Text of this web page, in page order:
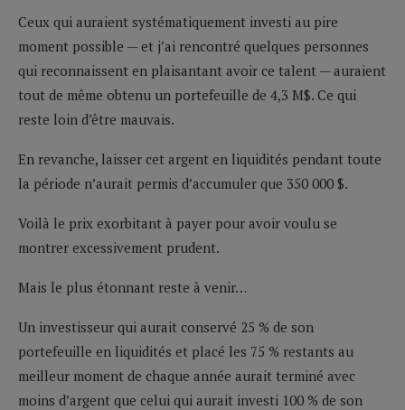
Ceux qui auraient systématiquement investi au pire
moment possible — et j’ai rencontré quelques personnes
qui reconnaissent en plaisantant avoir ce talent — auraient
tout de même obtenu un portefeuille de 4,3 M$. Ce qui
reste loin d’être mauvais.
En revanche, laisser cet argent en liquidités pendant toute
la période n’aurait permis d’accumuler que 350 000 $.
Voilà le prix exorbitant à payer pour avoir voulu se
montrer excessivement prudent.
Mais le plus étonnant reste à venir…
Un investisseur qui aurait conservé 25 % de son
portefeuille en liquidités et placé les 75 % restants au
meilleur moment de chaque année aurait terminé avec
moins d’argent que celui qui aurait investi 100 % de son